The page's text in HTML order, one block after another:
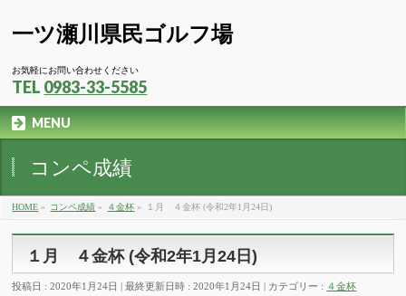
一ツ瀬川県民ゴルフ場
お気軽にお問い合わせください
TEL 0983-33-5585
MENU
コンペ成績
HOME » コンペ成績 » ４金杯 » １月 ４金杯 (令和2年1月24日)
１月 ４金杯 (令和2年1月24日)
投稿日 : 2020年1月24日 最終更新日時 : 2020年1月24日 カテゴリー : ４金杯